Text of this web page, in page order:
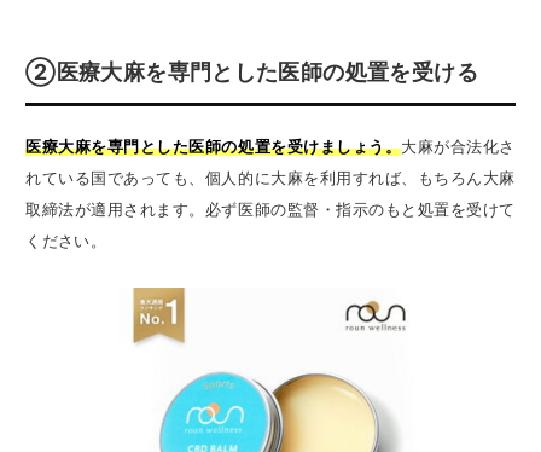
②医療大麻を専門とした医師の処置を受ける
医療大麻を専門とした医師の処置を受けましょう。大麻が合法化さ
れている国であっても、個人的に大麻を利用すれば、もちろん大麻
取締法が適用されます。必ず医師の監督・指示のもと処置を受けて
ください。